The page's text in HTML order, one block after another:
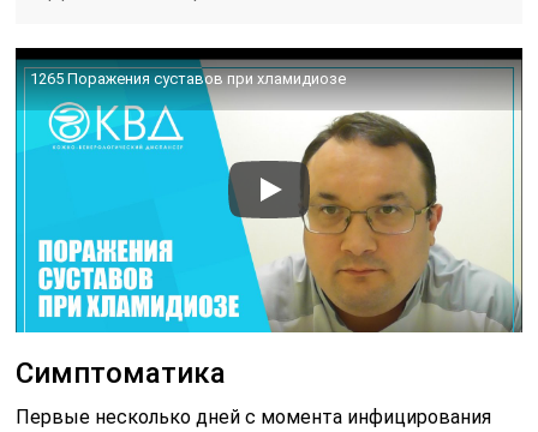
1265 Поражения суставов при хламидиозе
Симптоматика
Первые несколько дней с момента инфицирования